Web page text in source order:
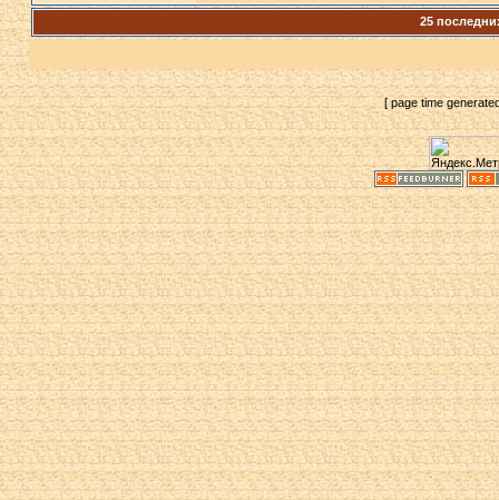
25
[ page time